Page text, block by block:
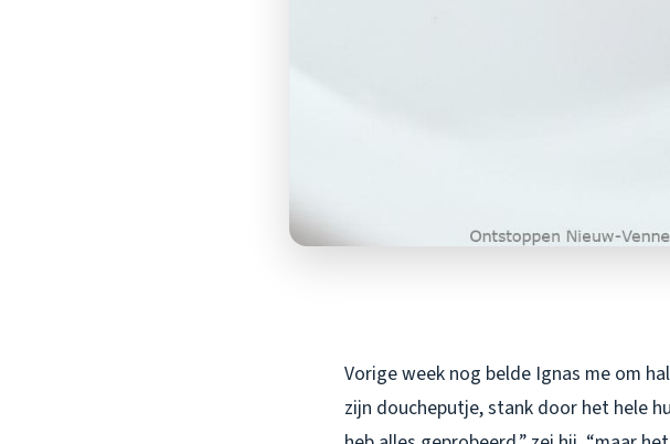
Vorige week nog belde Ignas me om
zijn doucheputje, stank door het hele